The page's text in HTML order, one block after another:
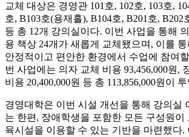
교체 대상은 경영관 101호, 102호, 103호,
호, B103호(용재홀), B104호, B201호, B202
등 총 12개 강의실이다. 이번 사업을 통해
용 책상 24개가 새롭게 교체됐으며, 이를
안정적이고 편안한 환경에서 수업에 참여
번 사업에는 의자 교체 비용 93,456,000원,
비용 20,400,000원 등 총 113,856,000원이
경영대학은 이번 시설 개선을 통해 강의실
는 한편, 장애학생을 포함한 모든 구성원이
육시설을 이용할 수 있는 기반을 마련했다.